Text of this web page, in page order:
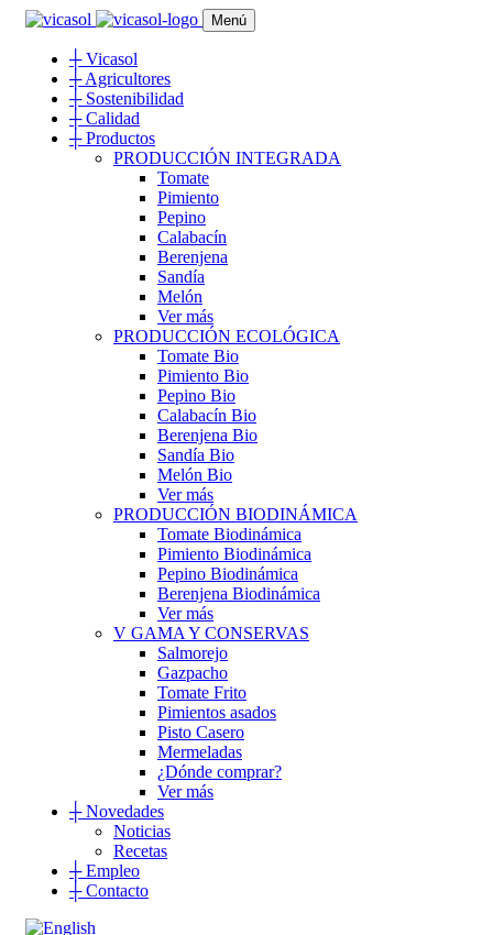
Menú
┼Vicasol
┼Agricultores
┼Sostenibilidad
┼Calidad
┼Productos
PRODUCCIÓN INTEGRADA
Tomate
Pimiento
Pepino
Calabacín
Berenjena
Sandía
Melón
Ver más
PRODUCCIÓN ECOLÓGICA
Tomate Bio
Pimiento Bio
Pepino Bio
Calabacín Bio
Berenjena Bio
Sandía Bio
Melón Bio
Ver más
PRODUCCIÓN BIODINÁMICA
Tomate Biodinámica
Pimiento Biodinámica
Pepino Biodinámica
Berenjena Biodinámica
Ver más
V GAMA Y CONSERVAS
Salmorejo
Gazpacho
Tomate Frito
Pimientos asados
Pisto Casero
Mermeladas
¿Dónde comprar?
Ver más
┼Novedades
Noticias
Recetas
┼Empleo
┼Contacto